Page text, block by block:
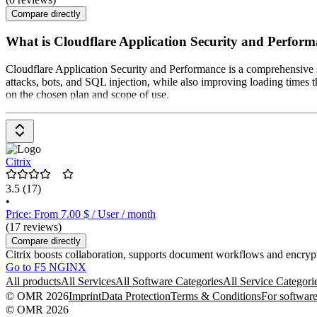
Compare directly
What is Cloudflare Application Security and
Cloudflare Application Security and Performance is a
attacks, bots, and SQL injection, while also improving loading
on the chosen plan and scope of use.
Citrix
3.5 (17)
•
Price: From 7.00 $ / User / month
(17 reviews)
Compare directly
Citrix boosts collaboration, supports document workflows and
Go to F5 NGINX
All productsAll ServicesAll Software CategoriesAll Service
© OMR 2026ImprintData ProtectionTerms & ConditionsFor
© OMR 2026